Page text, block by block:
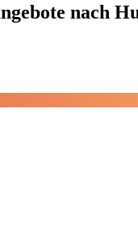
nach